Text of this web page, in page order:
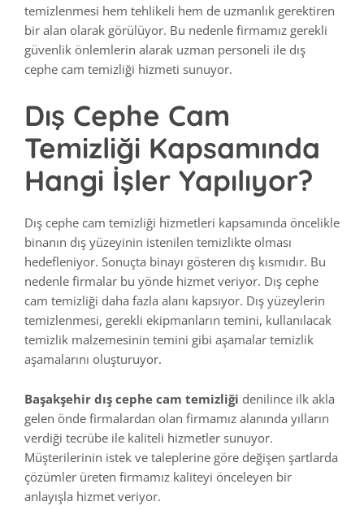
temizlenmesi hem tehlikeli hem de uzmanlık gerektiren
bir alan olarak görülüyor. Bu nedenle firmamız gerekli
güvenlik önlemlerin alarak uzman personeli ile dış
cephe cam temizliği hizmeti sunuyor.
Dış Cephe Cam
Temizliği Kapsamında
Hangi İşler Yapılıyor?
Dış cephe cam temizliği hizmetleri kapsamında öncelikle
binanın dış yüzeyinin istenilen temizlikte olması
hedefleniyor. Sonuçta binayı gösteren dış kısmıdır. Bu
nedenle firmalar bu yönde hizmet veriyor. Dış cephe
cam temizliği daha fazla alanı kapsıyor. Dış yüzeylerin
temizlenmesi, gerekli ekipmanların temini, kullanılacak
temizlik malzemesinin temini gibi aşamalar temizlik
aşamalarını oluşturuyor.
Başakşehir dış cephe cam temizliği denilince ilk akla
gelen önde firmalardan olan firmamız alanında yılların
verdiği tecrübe ile kaliteli hizmetler sunuyor.
Müşterilerinin istek ve taleplerine göre değişen şartlarda
çözümler üreten firmamız kaliteyi önceleyen bir
anlayışla hizmet veriyor.